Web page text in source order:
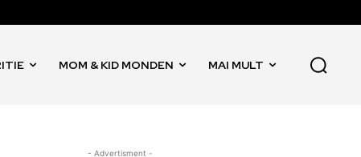
MOM & KID MONDEN MAI MULT
- Advertisment -